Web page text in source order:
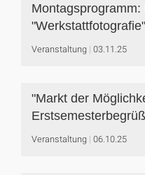
"Werkstattfotografie"
Veranstaltung 03.11.25
"Markt der
Veranstaltung 06.10.25